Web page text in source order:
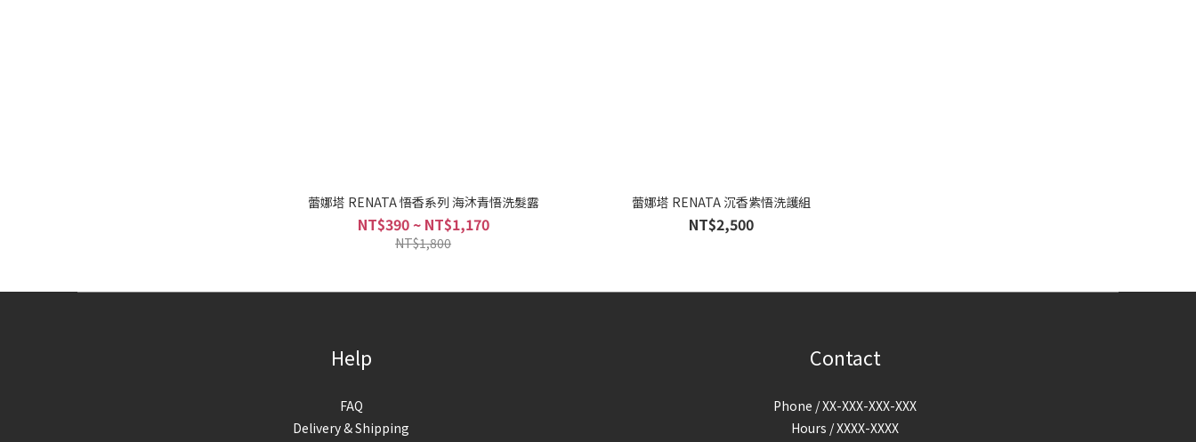
蕾娜塔 RENATA 悟香系列 海沐青悟洗髮露
NT$390 ~ NT$1,170
NT$1,800
蕾娜塔 RENATA 沉香紫悟洗護組
NT$2,500
Help
FAQ
Delivery & Shipping
Contact
Phone / XX-XXX-XXX-XXX
Hours / XXXX-XXXX